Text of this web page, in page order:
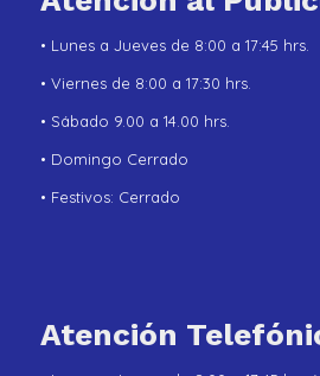
• Lunes a Jueves de 8:00 a 17:45 hrs.
• Viernes de 8:00 a 17:30 hrs.
• Sábado 9.00 a 14.00 hrs.
• Domingo Cerrado
• Festivos: Cerrado
Atención